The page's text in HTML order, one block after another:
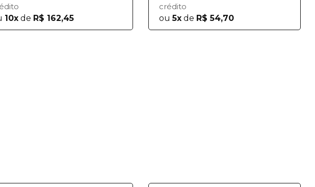
10x de R$ 162,45
crédito
ou5x de R$ 54,70